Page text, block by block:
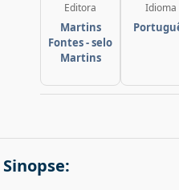
Editora
Martins
Fontes - selo
Martins
Idioma
Sinopse: